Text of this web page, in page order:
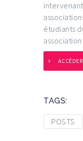
étudiants
association
TAGS:
POSTS